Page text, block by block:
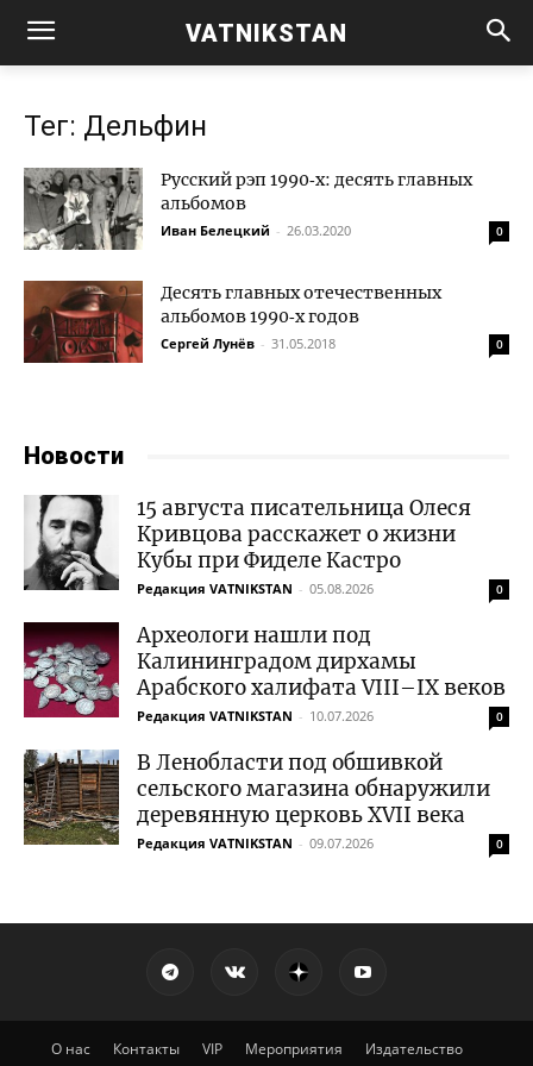
VATNIKSTAN
Тег: Дельфин
Русский рэп 1990‑х: десять главных
альбомов
Иван Белецкий - 26.03.2020 0
Десять главных отечественных
альбомов 1990‑х годов
Сергей Лунёв - 31.05.2018 0
Новости
15 августа писательница Олеся
Кривцова расскажет о жизни
Кубы при Фиделе Кастро
Редакция VATNIKSTAN - 05.08.2026 0
Археологи нашли под
Калининградом дирхамы
Арабского халифата VIII–IX веков
Редакция VATNIKSTAN - 10.07.2026 0
В Ленобласти под обшивкой
сельского магазина обнаружили
деревянную церковь XVII века
Редакция VATNIKSTAN - 09.07.2026 0
О нас Контакты VIP Мероприятия
Издательство